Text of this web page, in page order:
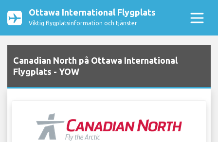
Ottawa International Flygplats
Viktig flygplatsinformation och tjänster
Canadian North på Ottawa International
Flygplats - YOW